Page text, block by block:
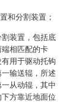
和分割装置；
装置，包括底
相匹配的卡
用于驱动托钩
输送辊，所述
从动辊，其中
方靠近地面位